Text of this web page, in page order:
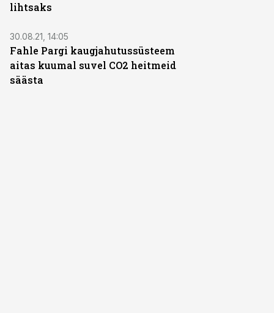
lihtsaks
30.08.21, 14:05
Fahle Pargi kaugjahutussüsteem
aitas kuumal suvel CO2 heitmeid
säästa